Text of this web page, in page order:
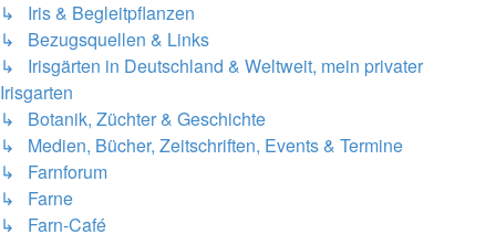
↳ Iris & Begleitpflanzen
↳ Bezugsquellen & Links
↳ Irisgärten in Deutschland & Weltweit, mein privater
Irisgarten
↳ Botanik, Züchter & Geschichte
↳ Medien, Bücher, Zeitschriften, Events & Termine
↳ Farnforum
↳ Farne
↳ Farn-Café